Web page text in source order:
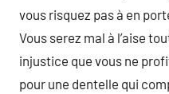
vous risquez pas à en
Vous serez mal à l’aise
injustice que vous ne
pour une dentelle qui